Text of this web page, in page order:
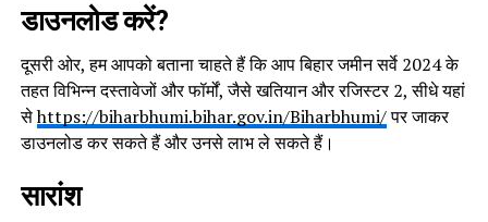
डाउनलोड करें?
दूसरी ओर, हम आपको बताना चाहते हैं कि आप बिहार जमीन सर्वे 2024 के
तहत विभिन्न दस्तावेजों और फॉर्मों, जैसे खतियान और रजिस्टर 2, सीधे यहां
सेhttps://biharbhumi.bihar.gov.in/Biharbhumi/पर जाकर
डाउनलोड कर सकते हैं और उनसे लाभ ले सकते हैं।
सारांश